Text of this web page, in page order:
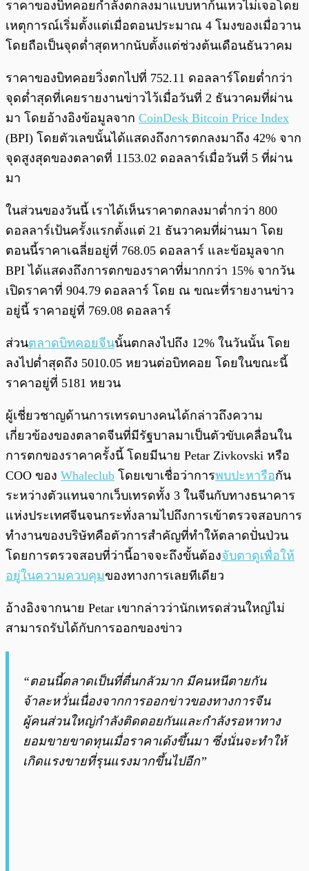
ราคาของบิทคอยกำลังตกลงมาแบบหาก้นเหวไม่เจอโดย
เหตุการณ์เริ่มตั้งแต่เมื่อตอนประมาณ 4 โมงของเมื่อวาน
โดยถือเป็นจุดต่ำสุดหากนับตั้งแต่ช่วงต้นเดือนธันวาคม
ราคาของบิทคอยวิ่งตกไปที่ 752.11 ดอลลาร์โดยต่ำกว่า
จุดต่ำสุดที่เคยรายงานข่าวไว้เมื่อวันที่ 2 ธันวาคมที่ผ่าน
มา โดยอ้างอิงข้อมูลจาก CoinDesk Bitcoin Price Index
(BPI) โดยตัวเลขนั้นได้แสดงถึงการตกลงมาถึง 42% จาก
จุดสูงสุดของตลาดที่ 1153.02 ดอลลาร์เมื่อวันที่ 5 ที่ผ่าน
มา
ในส่วนของวันนี้ เราได้เห็นราคาตกลงมาต่ำกว่า 800
ดอลลาร์เป้นครั้งแรกตั้งแต่ 21 ธันวาคมที่ผ่านมา โดย
ตอนนี้ราคาเฉลี่ยอยู่ที่ 768.05 ดอลลาร์ และข้อมูลจาก
BPI ได้แสดงถึงการตกของราคาที่มากกว่า 15% จากวัน
เปิดราคาที่ 904.79 ดอลลาร์ โดย ณ ขณะที่รายงานข่าว
อยู่นี้ ราคาอยู่ที่ 769.08 ดอลลาร์
ส่วนตลาดบิทคอยจีนนั้นตกลงไปถึง 12% ในวันนั้น โดย
ลงไปต่ำสุดถึง 5010.05 หยวนต่อบิทคอย โดยในขณะนี้
ราคาอยู่ที่ 5181 หยวน
ผู้เชี่ยวชาญด้านการเทรดบางคนได้กล่าวถึงความ
เกี่ยวข้องของตลาดจีนที่มีรัฐบาลมาเป็นตัวขับเคลื่อนใน
การตกของราคาครั้งนี้ โดยมีนาย Petar Zivkovski หรือ
COO ของ Whaleclub โดยเขาเชื่อว่าการพบปะหารือกัน
ระหว่างตัวแทนจากเว็บเทรดทั้ง 3 ในจีนกับทางธนาคาร
แห่งประเทศจีนจนกระทั่งลามไปถึงการเข้าตรวจสอบการ
ทำงานของบริษัทคือตัวการสำคัญที่ทำให้ตลาดปั่นป่วน
โดยการตรวจสอบที่ว่านี้อาจจะถึงขั้นต้องจับตาดูเพื่อให้
อยู่ในความควบคุมของทางการเลยทีเดียว
อ้างอิงจากนาย Petar เขากล่าวว่านักเทรดส่วนใหญ่ไม่
สามารถรับได้กับการออกของข่าว
“ตอนนี้ตลาดเป็นที่ตื่นกลัวมาก มีคนหนีตายกัน
จ้าละหวั่นเนื่องจากการออกข่าวของทางการจีน
ผู้คนส่วนใหญ่กำลังติดดอยกันและกำลังรอหาทาง
ยอมขายขาดทุนเมื่อราคาเด้งขึ้นมา ซึ่งนั่นจะทำให้
เกิดแรงขายที่รุนแรงมากขึ้นไปอีก”